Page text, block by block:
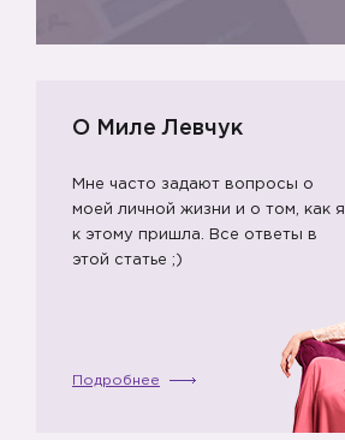
О Миле Левчук
Мне часто задают вопросы о
моей личной жизни и о том, как я
к этому пришла. Все ответы в
этой статье ;)
Подробнее